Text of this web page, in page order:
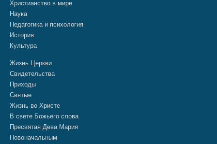
Христианство в мире
Наука
Педагогика и психология
История
Культура
Жизнь Церкви
Свидетельства
Приходы
Святые
Жизнь во Христе
В свете Божьего слова
Пресвятая Дева Мария
Новоначальным